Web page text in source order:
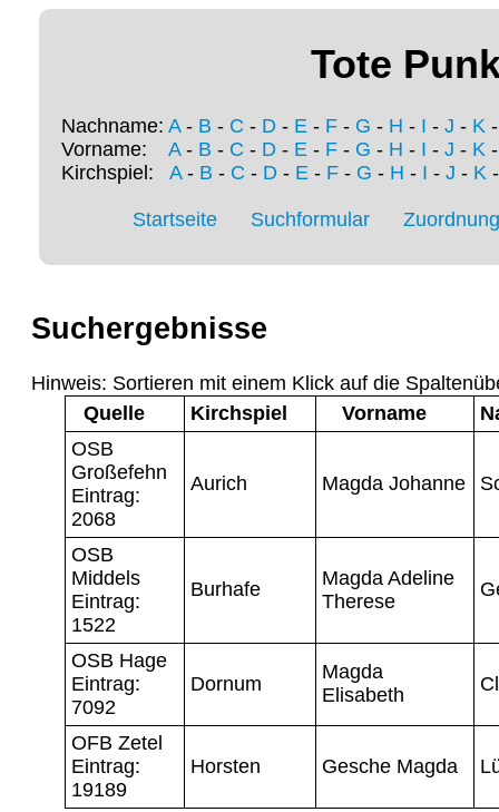
Tote
Nachname: A- B - C - D - E - F - G - H - I - J - K
Vorname: A- B - C - D - E - F - G - H - I - J - K
Kirchspiel: A- B - C - D- E- F- G - H - I - J - K
Startseite Suchformular
Suchergebnisse
Hinweis: Sortieren mit einem Klick auf die
Quelle
Kirchspiel Vorname
OSB
Großefehn
Eintrag:
2068
Aurich Magda Johanne
OSB
Middels
Eintrag:
1522
Burhafe
Magda Adeline
Therese
OSB Hage
Eintrag:
7092
Dornum
Magda
Elisabeth
OFB Zetel
Eintrag:
19189
Horsten Gesche Magda